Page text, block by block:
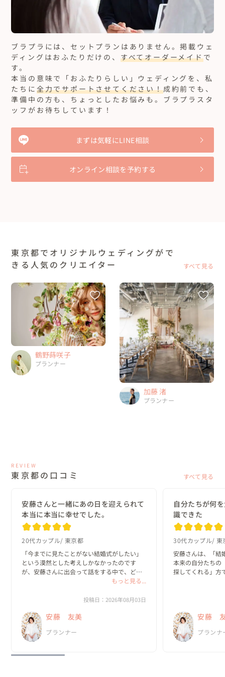
ブラプラには、セットプランはありません。掲載ウェ
ディングはおふたりだけの、 すべてオーダーメイドで
す。
本当の意味で「おふたりらしい」ウェディングを、私
たちに 全力でサポートさせてください！成約前でも、
準備中の方も、ちょっとしたお悩みも。ブラプラスタ
ッフがお待ちしています！
まずは気軽にLINE相談
オンライン相談を予約する
東京都でオリジナルウェディングがで
きる人気のクリエイター
すべて見る
鶴野蒔咲子
プランナー
加藤 渚
プランナー
REVIEW
東京都の口コミ すべて見る
安藤さんと一緒にあの日を迎えられて
本当に本当に幸せでした。
20代カップル 東京都
「今までに見たことがない結婚式がしたい」
という漠然とした考えしかなかったのです
が、安藤さんに出会って話をする中で、どん
な一日にしたいのか？がどんどん具体的にな
ったことを、安藤さんは「何として...
もっと見る...
投稿日：2026年08月03日
安藤 友美
プランナー
自分たちが何
識できた
30代カップル 東
安藤さんは、「結
本来の自分たちの
探してくれる」方
新郎・新婦に招待
の、ほと...
安藤
プランナ